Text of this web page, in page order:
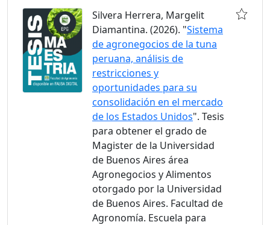
Silvera Herrera, Margelit
Diamantina. (2026). "Sistema
de agronegocios de la tuna
peruana, análisis de
restricciones y
oportunidades para su
consolidación en el mercado
de los Estados Unidos". Tesis
para obtener el grado de
Magister de la Universidad
de Buenos Aires área
Agronegocios y Alimentos
otorgado por la Universidad
de Buenos Aires. Facultad de
Agronomía. Escuela para